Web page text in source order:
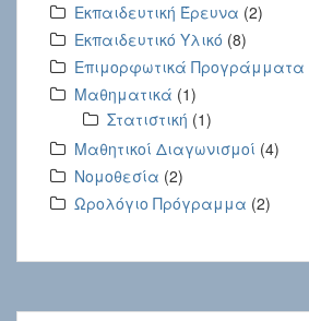
Εκπαιδευτική Έρευνα (2)
Εκπαιδευτικό Υλικό (8)
Επιμορφωτικά Προγράμματα
Μαθηματικά (1)
Στατιστική (1)
Μαθητικοί Διαγωνισμοί (4)
Νομοθεσία (2)
Ωρολόγιο Πρόγραμμα (2)